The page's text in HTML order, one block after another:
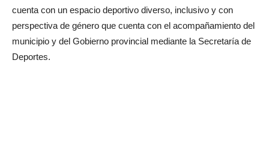
cuenta con un espacio deportivo diverso, inclusivo y con
perspectiva de género que cuenta con el acompañamiento del
municipio y del Gobierno provincial mediante la Secretaría de
Deportes.